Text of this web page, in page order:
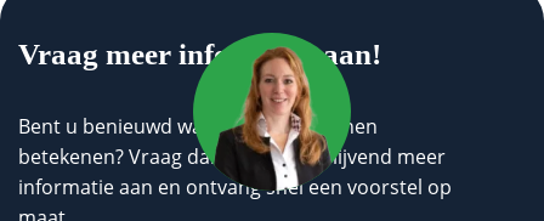
Vraag meer informatie aan!
Bent u benieuwd wat wij voor u kunnen
betekenen? Vraag dan geheel vrijblijvend meer
informatie aan en ontvang snel een voorstel op